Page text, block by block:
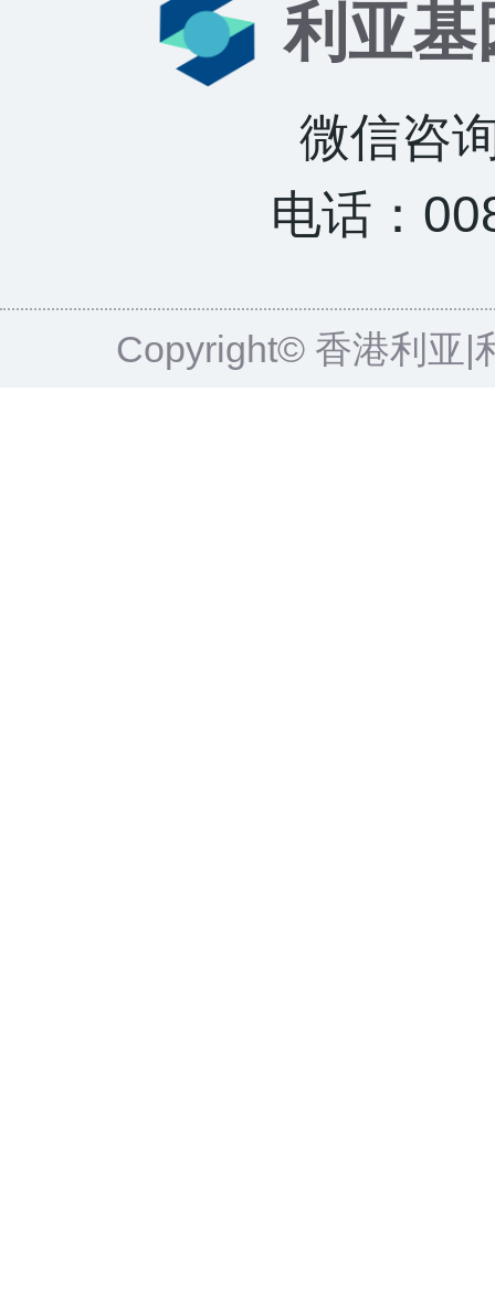
利亚基
微信咨
电话：
Copyright© 香港利亚|